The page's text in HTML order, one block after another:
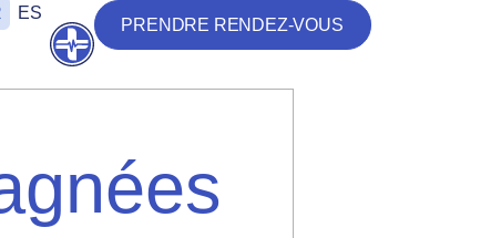
ES
Ouvrir
PRENDRE RENDEZ-VOUS